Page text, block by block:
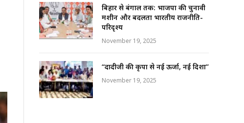
बिहार से बंगाल तक: भाजपा की चुनावी
मशीन और बदलता भारतीय राजनीति-
परिदृश्य
November 19, 2025
“दादीजी की कृपा से नई ऊर्जा, नई दिशा”
November 19, 2025